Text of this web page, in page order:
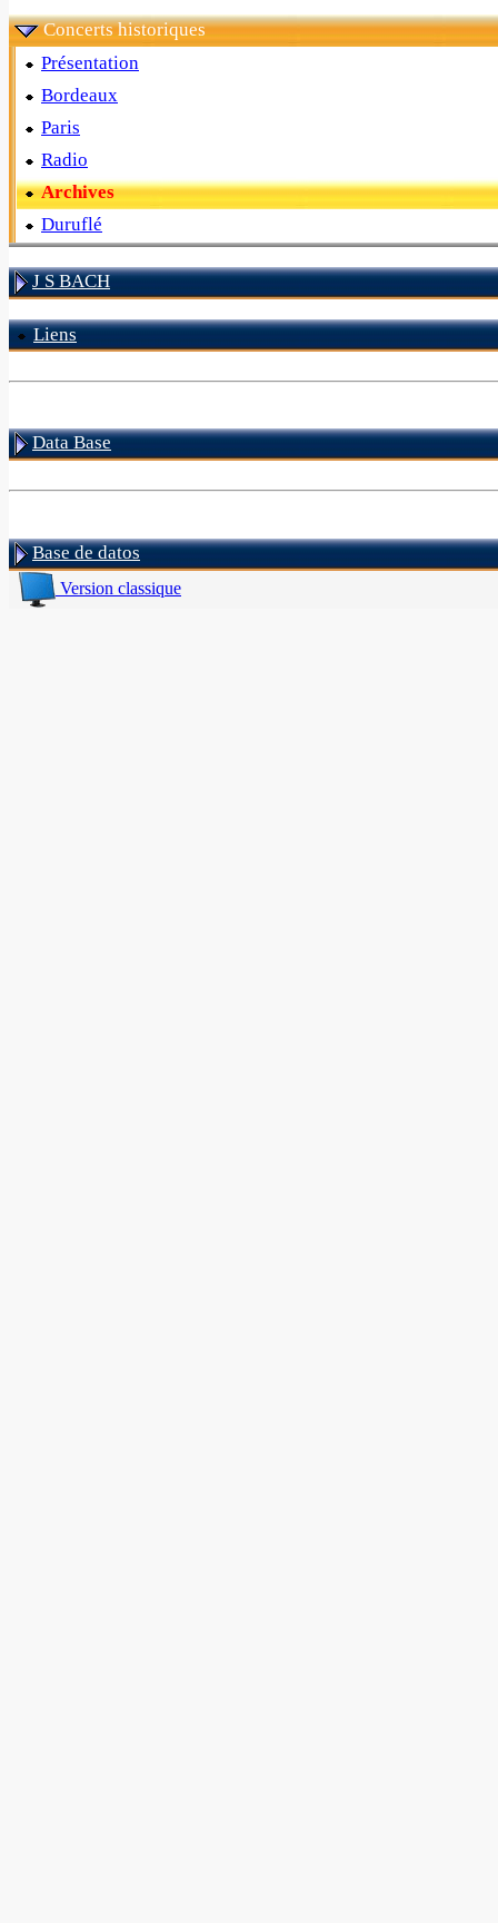
Concerts historiques
Présentation
Bordeaux
Paris
Radio
Archives
Duruflé
J S BACH
Liens
Data Base
Base de datos
Version classique